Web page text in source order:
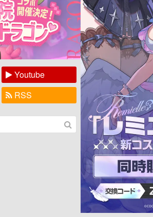
Youtube
RSS